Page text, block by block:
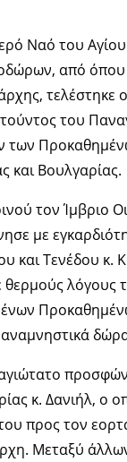
Ναό του
από όπου
τελέστηκε
του
των
και Βουλγαρίας.
τον Ίμβριο
με
και Τενέδου κ.
θερμούς λόγους
κ. Δανιήλ, ο
προς τον
Μεταξύ